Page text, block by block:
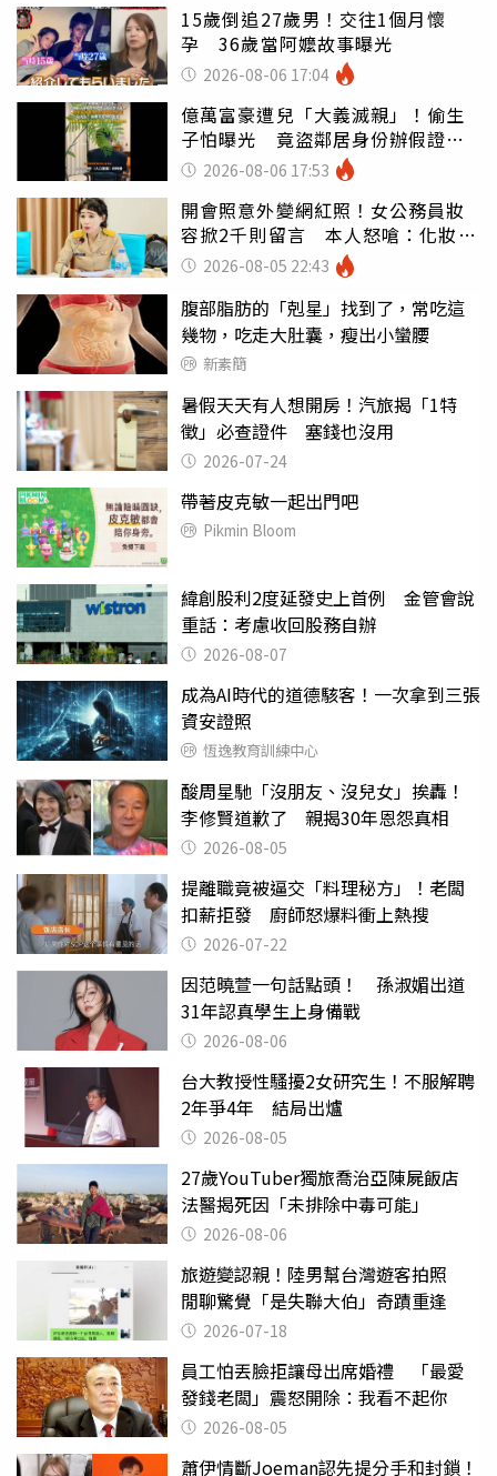
15歲倒追27歲男！交往1個月懷
孕 36歲當阿嬤故事曝光
2026-08-06 17:04
億萬富豪遭兒「大義滅親」！偷生
子怕曝光 竟盜鄰居身份辦假證落
戶 2026-08-06 17:53
開會照意外變網紅照！女公務員妝
容掀2千則留言 本人怒嗆：化妝有
錯嗎2026-08-05 22:43
腹部脂肪的「剋星」找到了，常吃這
幾物，吃走大肚囊，瘦出小蠻腰
新素簡
暑假天天有人想開房！汽旅揭「1特
徵」必查證件 塞錢也沒用
2026-07-24
帶著皮克敏一起出門吧
Pikmin Bloom
緯創股利2度延發史上首例 金管會說
重話：考慮收回股務自辦
2026-08-07
成為AI時代的道德駭客！一次拿到三張
資安證照
恆逸教育訓練中心
酸周星馳「沒朋友、沒兒女」挨轟！
李修賢道歉了 親揭30年恩怨真相
2026-08-05
提離職竟被逼交「料理秘方」！老闆
扣薪拒發 廚師怒爆料衝上熱搜
2026-07-22
因范曉萱一句話點頭！ 孫淑媚出道
31年認真學生上身備戰
2026-08-06
台大教授性騷擾2女研究生！不服解聘
2年爭4年 結局出爐
2026-08-05
27歲YouTuber獨旅喬治亞陳屍飯店
法醫揭死因「未排除中毒可能」
2026-08-06
旅遊變認親！陸男幫台灣遊客拍照
閒聊驚覺「是失聯大伯」奇蹟重逢
2026-07-18
員工怕丟臉拒讓母出席婚禮 「最愛
發錢老闆」震怒開除：我看不起你
2026-08-05
蕭伊情斷Joeman認先提分手和封鎖！